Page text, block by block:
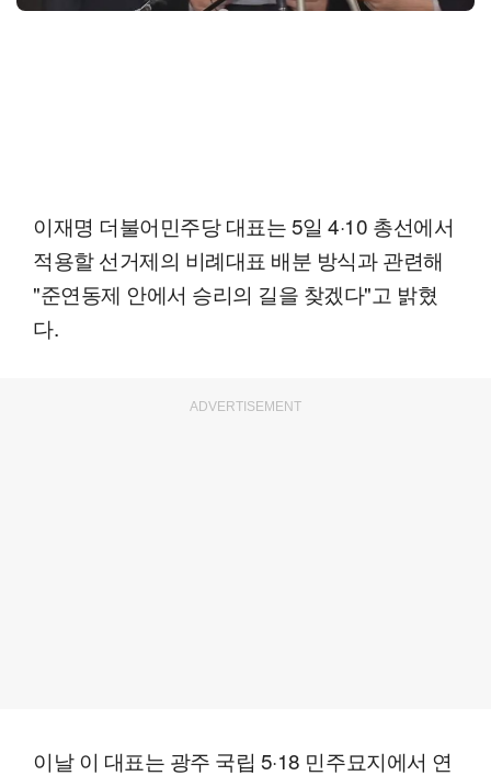
이재명 더불어민주당 대표는 5일 4·10 총선에서
적용할 선거제의 비례대표 배분 방식과 관련해
"준연동제 안에서 승리의 길을 찾겠다"고 밝혔
다.
ADVERTISEMENT
이날 이 대표는 광주 국립 5·18 민주묘지에서 연